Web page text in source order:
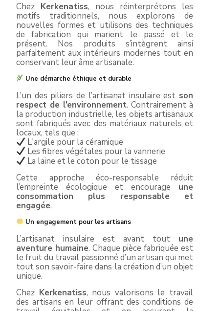
Chez Kerkenatiss, nous réinterprétons les
motifs traditionnels, nous explorons de
nouvelles formes et utilisons des techniques
de fabrication qui marient le passé et le
présent. Nos produits s’intègrent ainsi
parfaitement aux intérieurs modernes tout en
conservant leur âme artisanale.
Une démarche éthique et durable
L’un des piliers de l’artisanat insulaire est son
respect de l’environnement. Contrairement à
la production industrielle, les objets artisanaux
sont fabriqués avec des matériaux naturels et
locaux, tels que :
L'argile pour la céramique
Les fibres végétales pour la vannerie
La laine et le coton pour le tissage
Cette approche éco-responsable réduit
l’empreinte écologique et encourage une
consommation plus responsable et
engagée.
Un engagement pour les artisans
L’artisanat insulaire est avant tout une
aventure humaine. Chaque pièce fabriquée est
le fruit du travail passionné d’un artisan qui met
tout son savoir-faire dans la création d’un objet
unique.
Chez Kerkenatiss, nous valorisons le travail
des artisans en leur offrant des conditions de